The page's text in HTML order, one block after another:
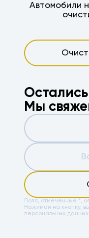
Автомобили
Мы
Поля, отмеченные *,
Нажимая на кнопку,
персональных данных.